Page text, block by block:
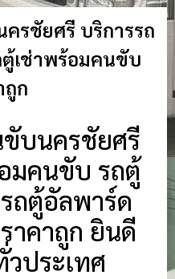
รชัยศรี บริการรถ
เช่าพร้อมคนขับ
ถูก
บนครชัยศรี
มคนขับ รถตู้
ถตู้อัลพาร์ด
าคาถูก ยินดี
ประเทศ